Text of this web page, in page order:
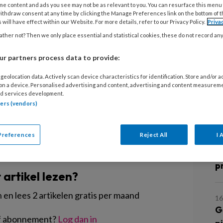
kwaliteit is in horizontale groepen
dan in verticale groepen.
meer ruimte voor exploratie in
het
en dreumesen het best tot hun
lezen?
lees 2 artikelen gratis per maand
Log dan in
content and ads you see may not be as relevant to you. You can resurface this
consent at any time by clicking the Manage Preferences link on the bottom of
will have effect within our Website. For more details, refer to our Privacy Policy.
not? Then we only place essential and statistical cookies, these do not record
partners process data to provide:
data. Actively scan device characteristics for identification. Store and/or
a device. Personalised advertising and content, advertising and content
services development.
(vendors)
Reject All I